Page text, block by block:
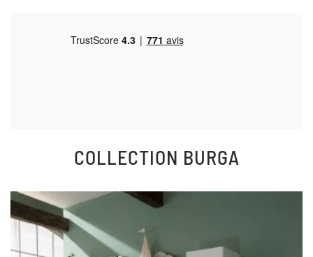
COLLECTION BURGA